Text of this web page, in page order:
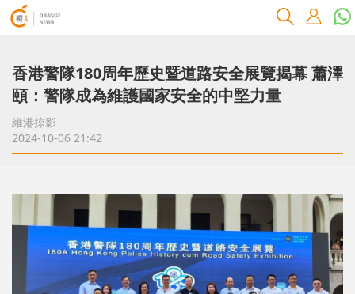
香港警隊180周年歷史暨道路安全展覽揭幕 蕭澤
頤：警隊成為維護國家安全的中堅力量
維港掠影
2024-10-06 21:42